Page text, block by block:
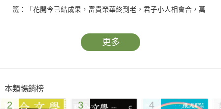
籤：「花開今已結成果，富貴榮華終到老，君子小人相會合，萬
因為兩人的緣分已經有了結果，這件事的終點就是「分手」。若
要說到求籤心得，套句黃總編的話：「那肯定又是另一篇文章的
之後，在各個工作之間輾轉才撥雲見日，有機會在慈聖宮前喝排
骨湯，又去過被嘉義東市場藏在內裡的雙忠廟，才深刻體會神與
更多
本類暢銷榜
2 3 4